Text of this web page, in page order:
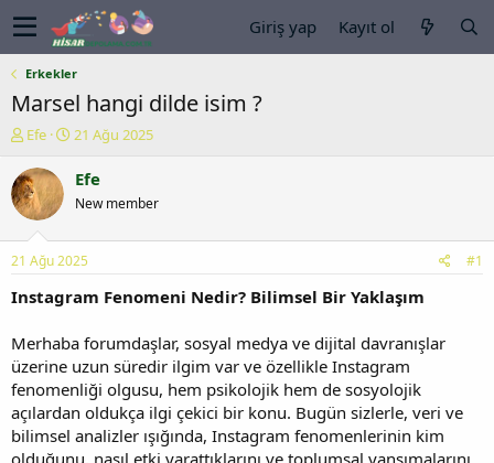
Giriş yap Kayıt ol
Erkekler
Marsel hangi dilde isim ?
K
n
u
y
b
a
ş
t
a
n
Efe
B
ş
a
g
ı
ç
r
i
h
i
21 Ağu 2025
Efe
New member
21 Ağu 2025 #1
Instagram Fenomeni Nedir? Bilimsel Bir Yaklaşım
Merhaba forumdaşlar, sosyal medya ve dijital davranışlar
üzerine uzun süredir ilgim var ve özellikle Instagram
fenomenliği olgusu, hem psikolojik hem de sosyolojik
açılardan oldukça ilgi çekici bir konu. Bugün sizlerle, veri ve
bilimsel analizler ışığında, Instagram fenomenlerinin kim
olduğunu, nasıl etki yarattıklarını ve toplumsal yansımalarını